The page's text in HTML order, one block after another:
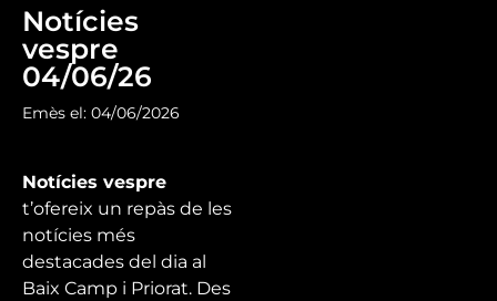
Notícies
vespre
04/06/26
Emès el: 04/06/2026
Notícies vespre
t’ofereix un repàs de les
notícies més
destacades del dia al
Baix Camp i Priorat. Des